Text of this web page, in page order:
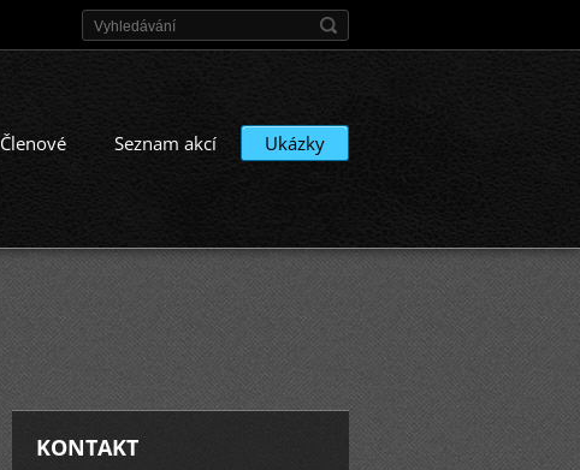
Členové Seznam akcí Ukázky
KONTAKT